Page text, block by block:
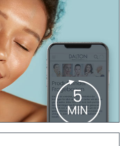
FRAGEBOGEN